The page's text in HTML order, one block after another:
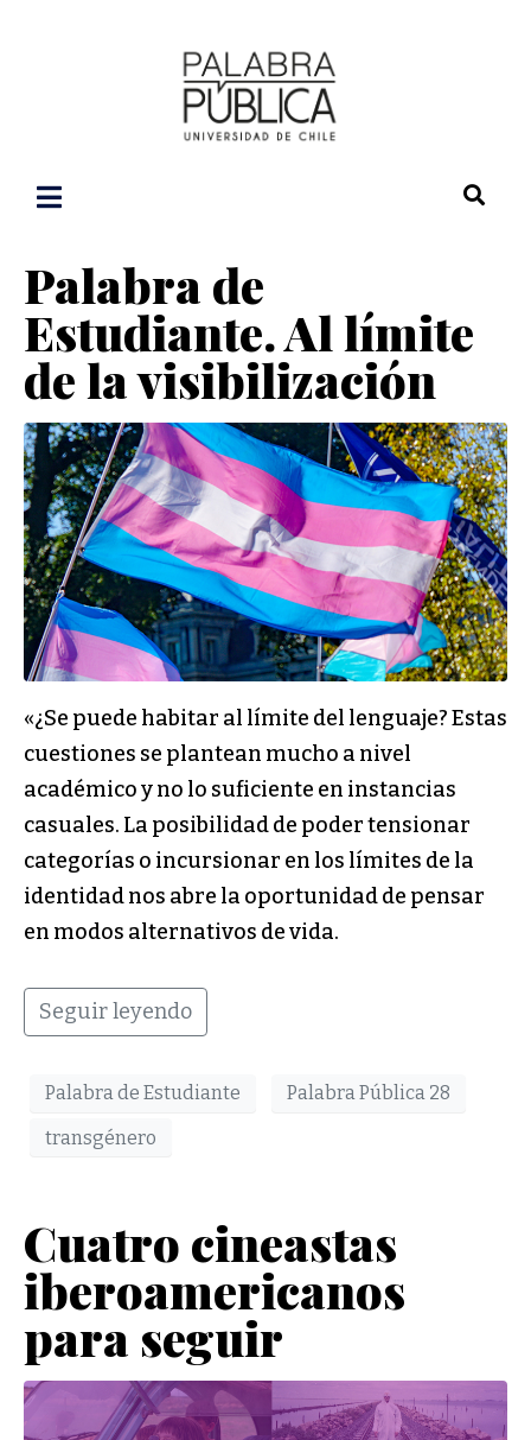
Palabra de
Estudiante. Al límite
de la visibilización
«¿Se puede habitar al límite del lenguaje? Estas
cuestiones se plantean mucho a nivel
académico y no lo suficiente en instancias
casuales. La posibilidad de poder tensionar
categorías o incursionar en los límites de la
identidad nos abre la oportunidad de pensar
en modos alternativos de vida.
Seguir leyendo
Palabra de Estudiante
Palabra Pública 28
transgénero
Cuatro cineastas
iberoamericanos
para seguir